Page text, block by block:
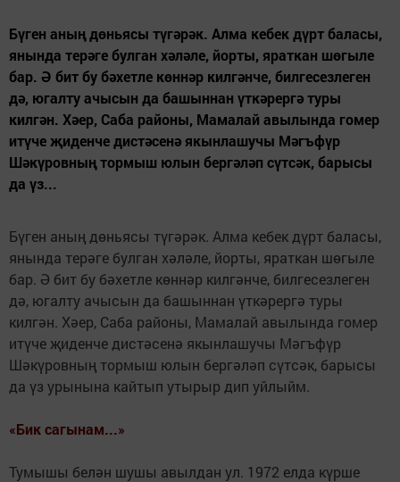
Бүген аның дөньясы түгәрәк. Алма кебек дүрт баласы,
янында терәге булган хәләле, йорты, яраткан шөгыле
бар. Ә бит бу бәхетле көннәр килгәнче, билгесезлеген
дә, югалту ачысын да башыннан үткәрергә туры
килгән. Хәер, Саба районы, Мамалай авылында гомер
итүче җиденче дистәсенә якынлашучы Мәгъфүр
Шәкүровның тормыш юлын бергәләп сүтсәк, барысы
да үз...
Бүген аның дөньясы түгәрәк. Алма кебек дүрт баласы,
янында терәге булган хәләле, йорты, яраткан шөгыле
бар. Ә бит бу бәхетле көннәр килгәнче, билгесезлеген
дә, югалту ачысын да башыннан үткәрергә туры
килгән. Хәер, Саба районы, Мамалай авылында гомер
итүче җиденче дистәсенә якынлашучы Мәгъфүр
Шәкүровның тормыш юлын бергәләп сүтсәк, барысы
да үз урынына кайтып утырыр дип уйлыйм.
«Бик сагынам...»
Тумышы белән шушы авылдан ул. 1972 елда күрше